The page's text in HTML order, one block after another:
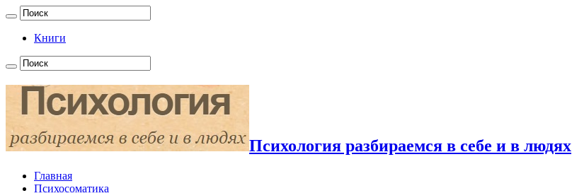
Книги
Психология разбираемся в себе и в людях
Главная
Психосоматика